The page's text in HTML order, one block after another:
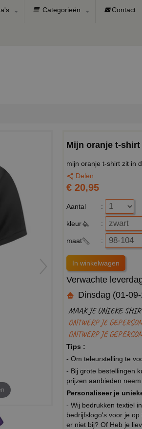
Categorieën Contact
Mijn oranje t-
mijn oranje t-shirt zit in
Delen
€ 20,95
Aantal :
kleur :
maat :
Verwachte
Dinsdag (01-
MAAK JE UNIEKE
ONTWERP JE
ONTWERP JE
Tips :
- Om teleurstelling te
- Bij grote bestellingen
prijzen aanbieden
Personaliseer je
- Wij bedrukken textiel
bedrijfslogo's voor je
er niet bij? Of Heb je